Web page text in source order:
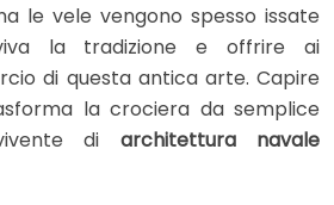
le vele vengono spesso issate
la tradizione e offrire ai
di questa antica arte. Capire
la crociera da semplice
di architettura navale